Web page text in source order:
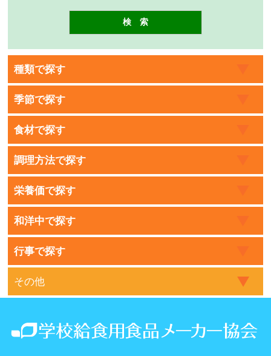
種類で探す
季節で探す
食材で探す
調理方法で探す
栄養価で探す
和洋中で探す
行事で探す
その他